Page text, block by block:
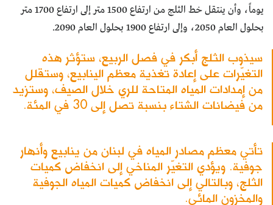
يوماً، وأن ينتقل خط الثلج من ارتفاع 1500 متر إلى ارتفاع 1700 متر
بحلول العام 2050، وإلى ارتفاع 1900 بحلول العام 2090.
سيذوب الثلج أبكر في فصل الربيع، ستؤثر هذه
التغيّرات على إعادة تغذية معظم الينابيع، وستقلل
من إمدادات المياه المتاحة للري خلال الصيف، وستزيد
من فيضانات الشتاء بنسبة تصل إلى 30 في المئة.
تأتي معظم مصادر المياه في لبنان من ينابيع وأنهار
جوفية. ويؤدي التغيّر المناخي إلى انخفاض كميات
الثلج، وبالتالي إلى انخفاض كميات المياه الجوفية
والمخزون المائي.